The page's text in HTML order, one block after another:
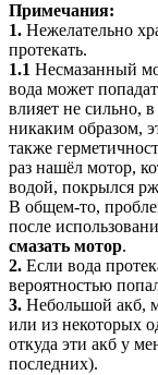
Примечания:
1. Нежелательно
протекать.
1.1 Несмазанный
вода может
влияет не сильно,
никаким образом,
также
раз нашёл мотор,
водой, покрылся
В общем-то,
после
смазать мотор.
2. Если вода
вероятностью
3. Небольшой акб,
или из некоторых
откуда эти акб у
последних).